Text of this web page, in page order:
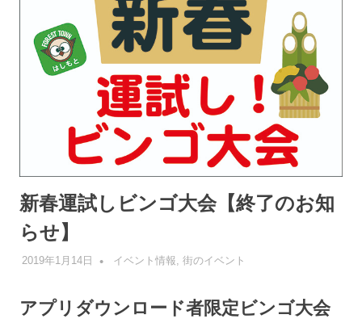
新春運試しビンゴ大会【終了のお知
らせ】
2019年1月14日 管理者
イベント情報 街のイベント
アプリダウンロード者限定ビンゴ大会